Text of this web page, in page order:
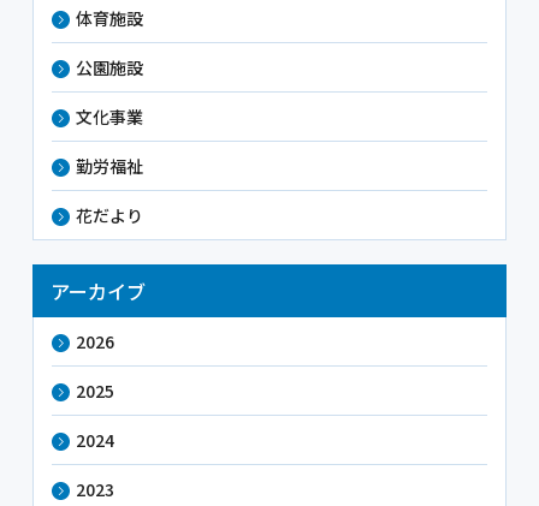
体育施設
公園施設
文化事業
勤労福祉
花だより
アーカイブ
2026
2025
2024
2023